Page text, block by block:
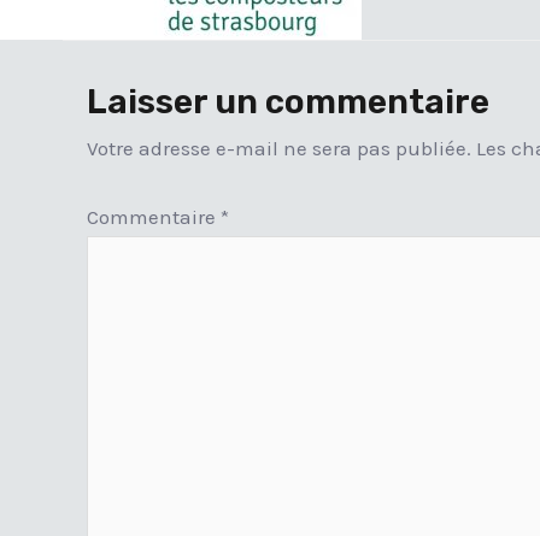
Laisser un commentaire
Votre adresse e-mail ne sera pas publiée. Les
Commentaire *